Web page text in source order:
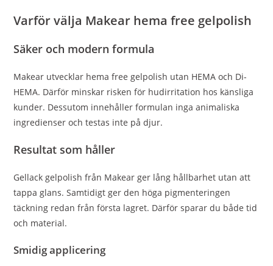
Varför välja Makear hema free gelpolish
Säker och modern formula
Makear utvecklar hema free gelpolish utan HEMA och Di-
HEMA. Därför minskar risken för hudirritation hos känsliga
kunder. Dessutom innehåller formulan inga animaliska
ingredienser och testas inte på djur.
Resultat som håller
Gellack gelpolish från Makear ger lång hållbarhet utan att
tappa glans. Samtidigt ger den höga pigmenteringen
täckning redan från första lagret. Därför sparar du både tid
och material.
Smidig applicering